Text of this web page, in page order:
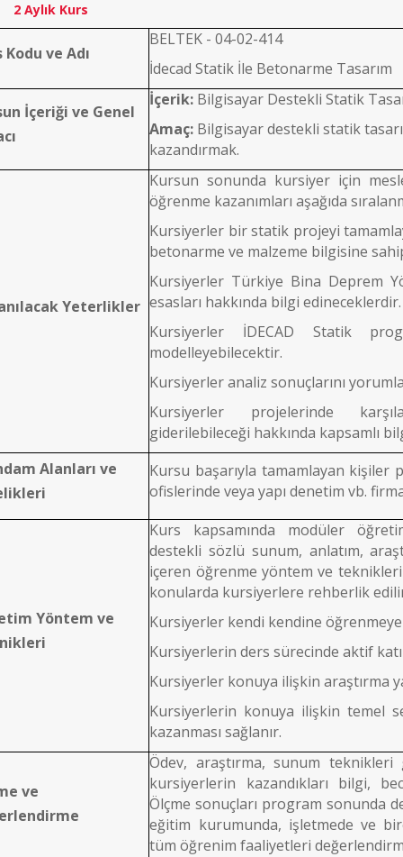
2 Aylık Kurs
Kodu ve Adı
BELTEK - 04-02-414
İdecad Statik İle Betonarme Tasarım
İçeriği ve Genel
İçerik: Bilgisayar Destekli Statik
Amaç: Bilgisayar destekli statik
kazandırmak.
Yeterlikler
Kursun sonunda kursiyer için
öğrenme kazanımları aşağıda
Kursiyerler bir statik projeyi
betonarme ve malzeme bilgisine
Kursiyerler Türkiye Bina Deprem
esasları hakkında bilgi edineceklerdir.
Kursiyerler İDECAD Statik
modelleyebilecektir.
Kursiyerler analiz sonuçlarını
Kursiyerler projelerinde
giderilebileceği hakkında kapsamlı
Alanları ve
Kursu başarıyla tamamlayan
ofislerinde veya yapı denetim vb.
Yöntem ve
Kurs kapsamında modüler
destekli sözlü sunum, anlatım,
içeren öğrenme yöntem ve
konularda kursiyerlere rehberlik
Kursiyerler kendi kendine
Kursiyerlerin ders sürecinde aktif
Kursiyerler konuya ilişkin araştırma
Kursiyerlerin konuya ilişkin temel
kazanması sağlanır.
ve
Ödev, araştırma, sunum
kursiyerlerin kazandıkları bilgi,
Ölçme sonuçları program sonunda
eğitim kurumunda, işletmede ve
tüm öğrenim faaliyetleri